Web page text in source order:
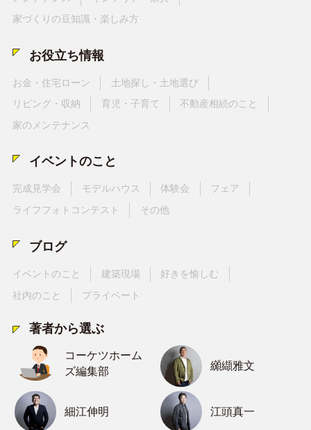
家づくりの豆知識・楽しみ方
お役立ち情報
お金・住宅ローン
土地探し・土地選び
リビング・収納
育児・子育て
不動産相続のこと
家のメンテナンス
イベントのこと
完成見学会 モデルハウス 体験会
フェア
ライフフォトコンテスト
その他
ブログ
イベントのこと 建築現場
好きを愉しむ
社内のこと
プライベート
著者から選ぶ
コーケツホーム
ズ編集部
纐纈雅文
細江伸明 江頭真一